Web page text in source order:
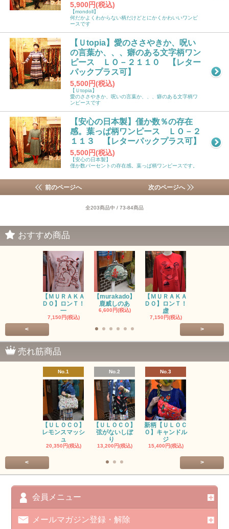
5,900円(税込)
【mondoll】
何だかよくわからない柄だけどとにかくかわいいワンピ
ースです
【Ｕtopia】愛のささやきか、呪い
の言葉か、、、癖のある文字柄ワン
ピース ＬＯ－２１１０ 【レター
パックプラス可】
5,500円(税込)
【Ｕtopia】
愛のささやきか、呪いの言葉か、、、癖のある文字柄ワ
ンピースです
【安心の日本製】僅か数％の存在
感。葉っぱ柄ワンピース ＬＯ－２
１１３ 【レターパックプラス可】
5,500円(税込)
【安心の日本製】
僅か数パーセントの存在感。葉っぱ柄ワンピースです。
前のページへ 次のページへ
全203商品中 / 73-84商品
おすすめ商品
【ＭＵＲＡＫＡ
ＤＯ】ロンＴ！
一
7,150円(税込)
【murakado】
鹿威しのあ
6,600円(税込)
【ＭＵＲＡＫＡ
ＤＯ】ロンＴ！
虚
7,150円(税込)
< >
売れ筋商品
No.1
【ＵＬＯＣＯ】
レモンスマッシ
ュ
20,350円(税込)
No.2
【ＵＬＯＣＯ】
弦がないしぼ
り
13,200円(税込)
No.3
新柄【ＵＬＯＣ
Ｏ】キャンドル
ジ
15,400円(税込)
< >
会員メニュー
メールマガジン登録・解除